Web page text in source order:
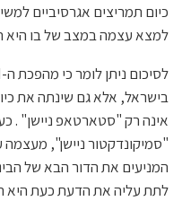
כיום תמריצים אגרסיביים
למצא עצמה במצב של בו היא
בישראל, אלא גם שינתה את
אינה רק "סטארטאפ ניישן" .
המניעים את הדור הבא של
לתת עליה את הדעת כעת